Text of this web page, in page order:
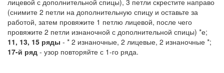
(снимите 2 петли на дополнительную спицу и оставьте за
работой, затем провяжите 1 петлю лицевой, после чего
провяжите 2 петли изнаночной с дополнительной спицы) *е;
11, 13, 15 ряды - * 2 изнаночные, 2 лицевые, 2 изнаночные *;
17-й ряд - узор повторяйте с 1-го ряда.